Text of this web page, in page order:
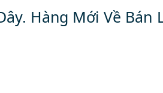
Hàng Mới Về Bán